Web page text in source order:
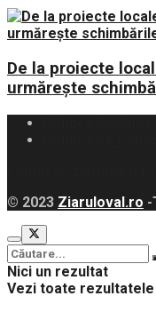
De la proiecte
urmărește
© 2023 Ziaruloval.ro -
Nici un rezultat
Vezi toate rezultatele